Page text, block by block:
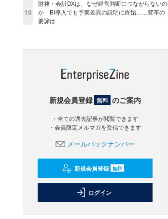
10
財務・会計DXは、なぜ経営判断につながらないの
か BI導入でも予実差異の説明に終始……変革の
要諦は
新規会員登録 無料 のご案内
・全ての過去記事が閲覧できます
・会員限定メルマガを受信できます
メールバックナンバー
新規会員登録 無料
ログイン